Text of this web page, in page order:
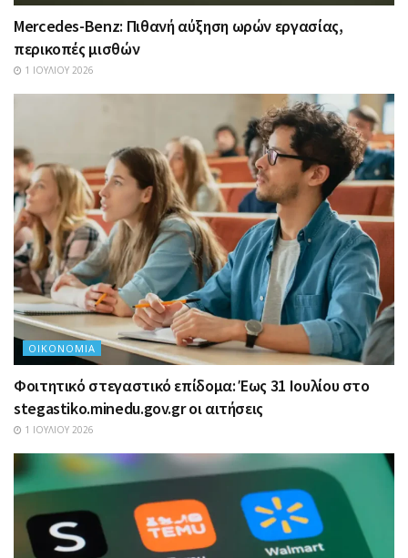
Mercedes-Benz: Πιθανή αύξηση ωρών εργασίας,
περικοπές μισθών
1 ΙΟΥΛΊΟΥ 2026
ΟΙΚΟΝΟΜΊΑ
Φοιτητικό στεγαστικό επίδομα: Έως 31 Ιουλίου στο
stegastiko.minedu.gov.gr οι αιτήσεις
1 ΙΟΥΛΊΟΥ 2026